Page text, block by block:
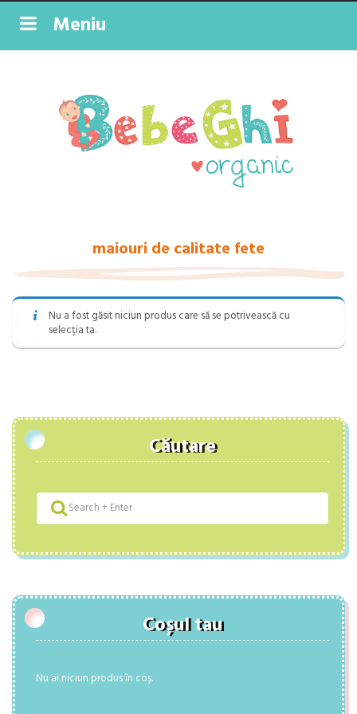
Meniu
maiouri de calitate fete
Nu a fost găsit niciun produs care să se potrivească cu
selecția ta.
Căutare
Coșul tau
Nu ai niciun produs în coș.